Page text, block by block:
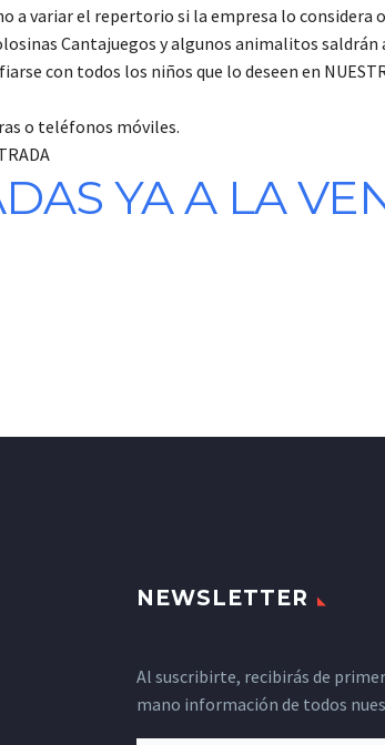
a variar el repertorio si la empresa lo considera
Cantajuegos y algunos animalitos saldrán
con todos los niños que lo deseen en
o teléfonos móviles.
YA A LA
NEWSLETTER
Al suscribirte, recibirás de
mano información de todos